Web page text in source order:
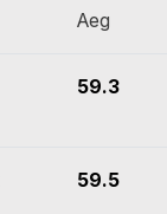
Aeg
59.3
59.5